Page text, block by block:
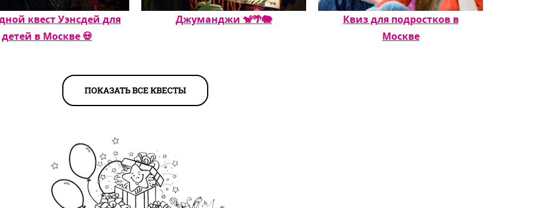
квест Уэнсдей для
детей в Москве 💀
Джуманджи 🐒🌴🐘
Квиз для подростков в
Москве
ПОКАЗАТЬ ВСЕ КВЕСТЫ